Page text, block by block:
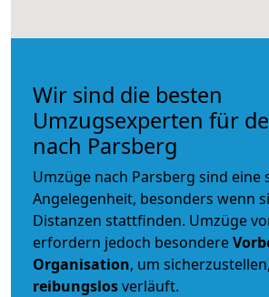
Wir sind die besten
Umzugsexperten für
nach Parsberg
Umzüge nach Parsberg sind eine
Angelegenheit, besonders wenn
Distanzen stattfinden. Umzüge
erfordern jedoch besondere
Organisation, um
reibungslosverläuft.